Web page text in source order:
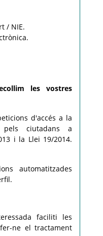
/ NIE.
les vostres
d'accés a la
pels ciutadans a
i la Llei 19/2014.
automatitzades
faciliti les
ne el tractament